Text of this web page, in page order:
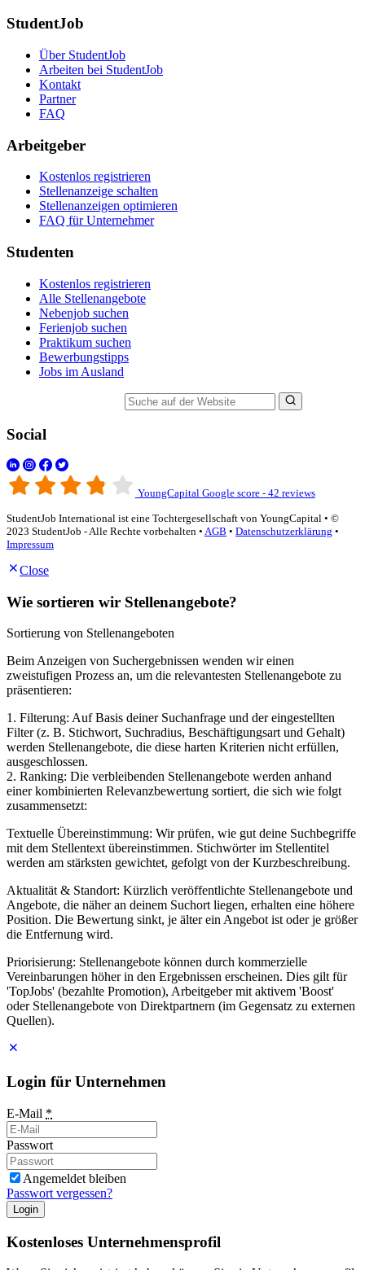
StudentJob
Über StudentJob
Arbeiten bei StudentJob
Kontakt
Partner
FAQ
Arbeitgeber
Kostenlos registrieren
Stellenanzeige schalten
Stellenanzeigen optimieren
FAQ für Unternehmer
Studenten
Kostenlos registrieren
Alle Stellenangebote
Nebenjob suchen
Ferienjob suchen
Praktikum suchen
Bewerbungstipps
Jobs im Ausland
Social
YoungCapital Google score - 42 reviews
StudentJob International ist eine Tochtergesellschaft von YoungCapital • ©
2023 StudentJob - Alle Rechte vorbehalten • AGB • Datenschutzerklärung •
Impressum
Close
Wie sortieren wir Stellenangebote?
Sortierung von Stellenangeboten
Beim Anzeigen von Suchergebnissen wenden wir einen
zweistufigen Prozess an, um die relevantesten Stellenangebote zu
präsentieren:
1. Filterung: Auf Basis deiner Suchanfrage und der eingestellten
Filter (z. B. Stichwort, Suchradius, Beschäftigungsart und Gehalt)
werden Stellenangebote, die diese harten Kriterien nicht erfüllen,
ausgeschlossen.
2. Ranking: Die verbleibenden Stellenangebote werden anhand
einer kombinierten Relevanzbewertung sortiert, die sich wie folgt
zusammensetzt:
Textuelle Übereinstimmung: Wir prüfen, wie gut deine Suchbegriffe
mit dem Stellentext übereinstimmen. Stichwörter im Stellentitel
werden am stärksten gewichtet, gefolgt von der Kurzbeschreibung.
Aktualität & Standort: Kürzlich veröffentlichte Stellenangebote und
Angebote, die näher an deinem Suchort liegen, erhalten eine höhere
Position. Die Bewertung sinkt, je älter ein Angebot ist oder je größer
die Entfernung wird.
Priorisierung: Stellenangebote können durch kommerzielle
Vereinbarungen höher in den Ergebnissen erscheinen. Dies gilt für
'TopJobs' (bezahlte Promotion), Arbeitgeber mit aktivem 'Boost'
oder Stellenangebote von Direktpartnern (im Gegensatz zu externen
Quellen).
Login für Unternehmen
E-Mail *
Passwort
Angemeldet bleiben
Passwort vergessen?
Login
Kostenloses Unternehmensprofil